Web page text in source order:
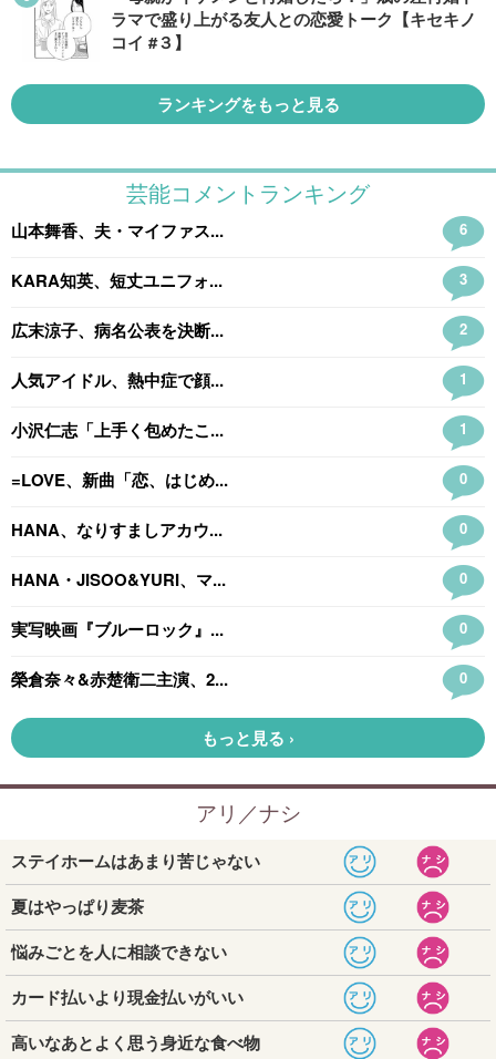
ラマで盛り上がる友人との恋愛トーク【キセキノ
コイ #３】
ランキングをもっと見る